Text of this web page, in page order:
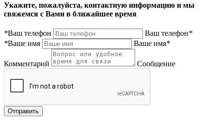
Укажите, пожалуйста, контактную информацию и мы
свяжемся с Вами в ближайшее время
*Ваш телефон Ваш телефон*
*Ваше имя Ваше имя*
Комментарий Сообщение